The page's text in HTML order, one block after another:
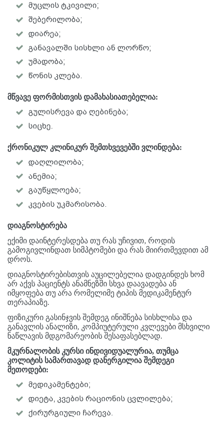
მუცლის ტკივილი;
შებერილობა;
დიარეა;
განავალში სისხლი ან ლორწო;
უმადობა;
წონის კლება.
მწვავე ფორმისთვის დამახასიათებელია:
გულისრევა და ღებინება;
სიცხე.
ქრონიკულ კლინიკურ შემთხვევებში ვლინდება:
დაღლილობა;
ანემია;
გაუწყლოება;
კვების უკმარისობა.
დიაგნოსტირება
ექიმი დაინტერესდება თუ რას უჩივით, როდის
გამოგივლინდათ სიმპტომები და რას მიირთმევდით ამ
დროს.
დიაგნოსტირებისთვის აუცილებელია დადგინდეს ხომ
არ აქვს პაციენტს ანამნეზში სხვა დაავადება ან
იმყოფება თუ არა რომელიმე ტიპის მედიკამენტურ
თერაპიაზე.
ფიზიკური გასინჯვის შემდეგ ინიშნება სისხლისა და
განავლის ანალიზი, კომპიუტერული კვლევები მსხვილი
ნაწლავის მდგომარეობის შესაფასებლად.
მკურნალობის კურსი ინდივიდუალურია, თუმცა
კოლიტის სამართავად დანერგილია შემდეგი
მეთოდები:
მედიკამენტები;
დიეტა, კვების რაციონის ცვლილება;
ქირურგიული ჩარევა.